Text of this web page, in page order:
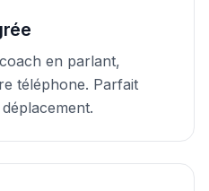
en parlant,
téléphone. Parfait